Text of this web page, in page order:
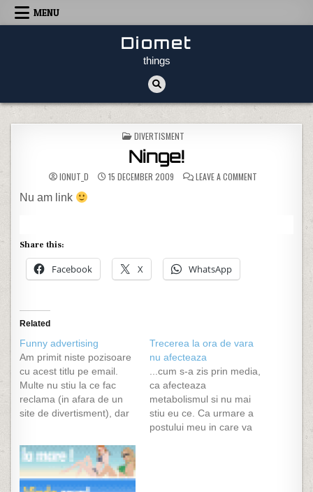
Skip to content
MENU
Diomet
things
POSTED IN
DIVERTISMENT
Ninge!
IONUT_D 15 DECEMBER 2009 LEAVE A COMMENT
Nu am link
Share this:
Facebook X WhatsApp
Related
Funny advertising
Am primit niste pozisoare
cu acest titlu pe email.
Multe nu stiu la ce fac
reclama (in afara de un
site de divertisment), dar
mea galerie :)
Trecerea la ora de vara
nu afecteaza
...cum s-a zis prin media,
ca afecteaza
metabolismul si nu mai
stiu eu ce. Ca urmare a
postului meu in care va